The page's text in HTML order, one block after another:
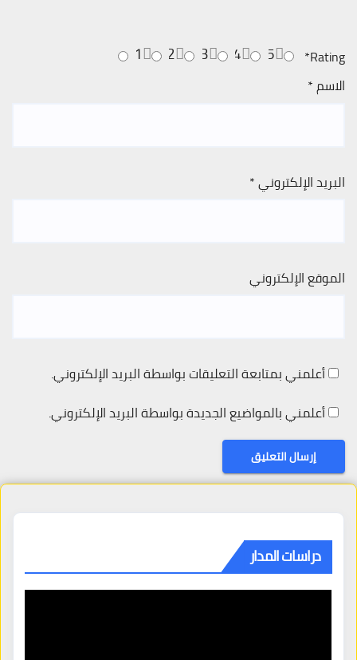
Rating
*
5
4
3
2
1
الاسم*
البريد الإلكتروني*
الموقع الإلكتروني
أعلمني بمتابعة التعليقات بواسطة البريد الإلكتروني.
أعلمني بالمواضيع الجديدة بواسطة البريد الإلكتروني.
دراسات المدار